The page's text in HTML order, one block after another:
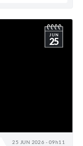
25 JUN 2026 - 09h11
JUN
25